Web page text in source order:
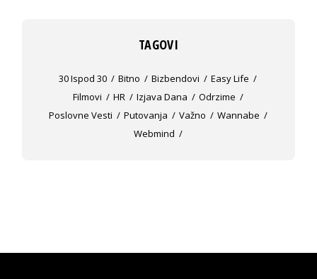
TAGOVI
30 Ispod 30 Bitno Bizbendovi
Easy Life
Filmovi
HR Izjava Dana
Odrzime
Poslovne Vesti
Putovanja Važno
Wannabe
Webmind